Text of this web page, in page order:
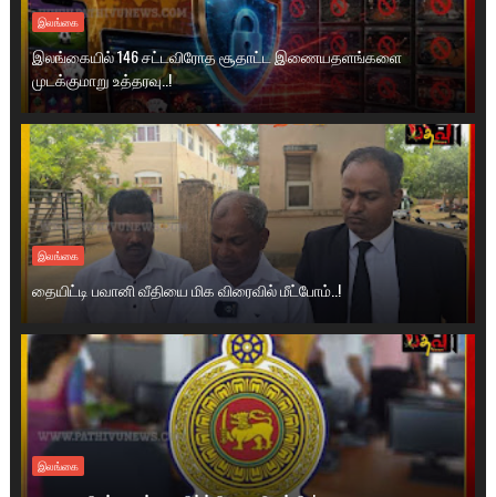
இலங்கை
இலங்கையில் 146 சட்டவிரோத சூதாட்ட இணையதளங்களை
முடக்குமாறு உத்தரவு..!
இலங்கை
தையிட்டி பவானி வீதியை மிக விரைவில் மீட்போம்..!
இலங்கை